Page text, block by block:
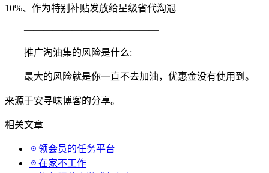
10%、作为特别补贴发放给星级省代淘冠
——————————————
推广淘油集的风险是什么:
最大的风险就是你一直不去加油，优惠金没有使用到。
来源于安寻味博客的分享。
相关文章
领会员的任务平台
在家不工作